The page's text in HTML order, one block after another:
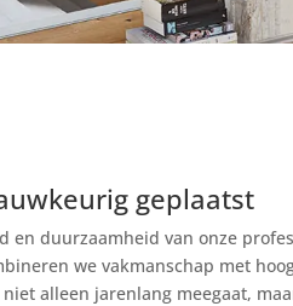
geplaatst
en duurzaamheid van onze
we vakmanschap met
alleen jarenlang meegaat,